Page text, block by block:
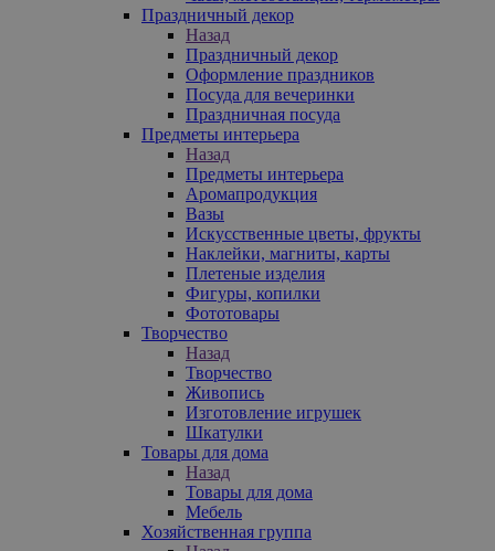
Праздничный декор
Назад
Праздничный декор
Оформление праздников
Посуда для вечеринки
Праздничная посуда
Предметы интерьера
Назад
Предметы интерьера
Аромапродукция
Вазы
Искусственные цветы, фрукты
Наклейки, магниты, карты
Плетеные изделия
Фигуры, копилки
Фототовары
Творчество
Назад
Творчество
Живопись
Изготовление игрушек
Шкатулки
Товары для дома
Назад
Товары для дома
Мебель
Хозяйственная группа